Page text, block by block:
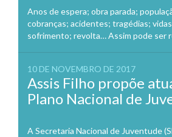
Anos de espera; obra parada;
cobranças; acidentes; tragédias;
sofrimento; revolta… Assim pode ser
10 DE NOVEMBRO DE 2017
Assis Filho propõe
Plano Nacional de
A Secretaria Nacional de Juventude